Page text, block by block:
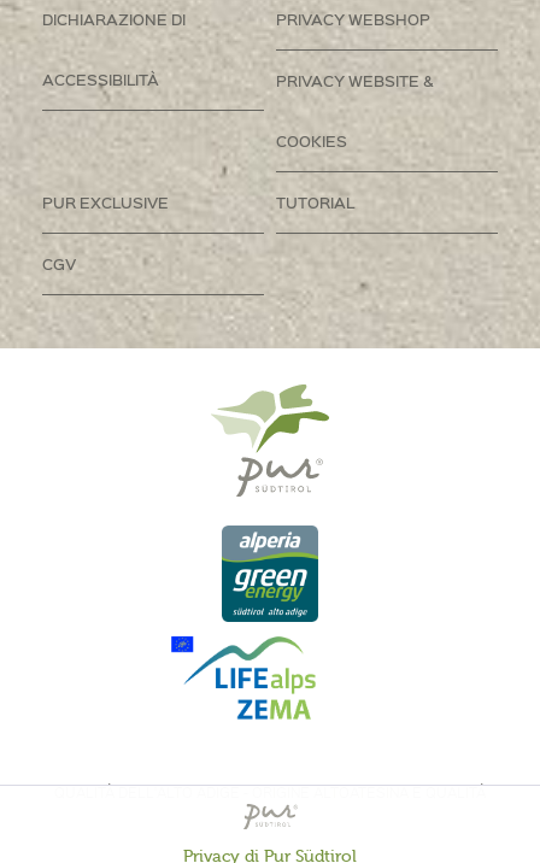
DICHIARAZIONE DI
ACCESSIBILITÀ
PRIVACY WEBSHOP
PRIVACY WEBSITE &
COOKIES
PUR EXCLUSIVE TUTORIAL
CGV
QUALITÀ DELL'ALTO ADIGE - ORIGINE ALTOATESINA E QUALITÁ
CONTROLLATA
Privacy di Pur Südtirol